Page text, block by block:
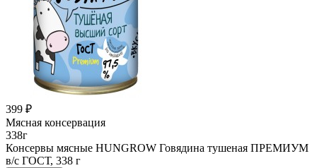
399 ₽
Мясная консервация
338г
Консервы мясные HUNGROW Говядина тушеная ПРЕМИУМ
в/с ГОСТ, 338 г